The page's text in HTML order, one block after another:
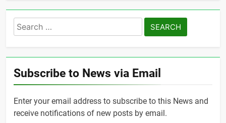
Search
for:
Subscribe to News via Email
Enter your email address to subscribe to this News and
receive notifications of new posts by email.